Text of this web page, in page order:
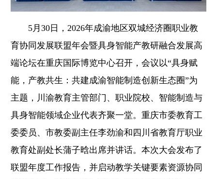
5月30日，2026年成渝地区双城经济圈职业教
育协同发展联盟年会暨具身智能产教研融合发展高
端论坛在重庆国际博览中心召开，会议以“具身赋
能，产教共生：共建成渝智能制造创新生态圈”为
主题，川渝教育主管部门、职业院校、智能制造与
具身智能领域企业代表齐聚一堂。重庆市委教育工
委委员、市教委副主任李劲渝和四川省教育厅职业
教育处副处长蒲子晗出席并讲话。本次大会发布了
联盟年度工作报告，并启动教学关键要素资源协同